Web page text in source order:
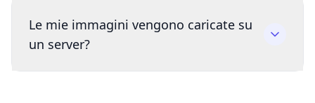
Le mie immagini vengono caricate su
un server?